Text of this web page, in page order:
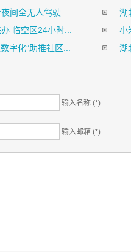
间全无人驾驶...
湖
临空区24小时...
小
字化”助推社区...
湖
输入名称 (*)
输入邮箱 (*)